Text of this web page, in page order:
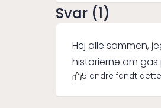
Svar (1)
Hej alle sammen,
historierne om gas pizzaovne. Jeg ejer en
jeg er ret tilfreds
håndtere store
5 andre fandt